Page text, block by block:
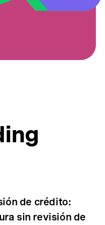
de crédito:
sin revisión de